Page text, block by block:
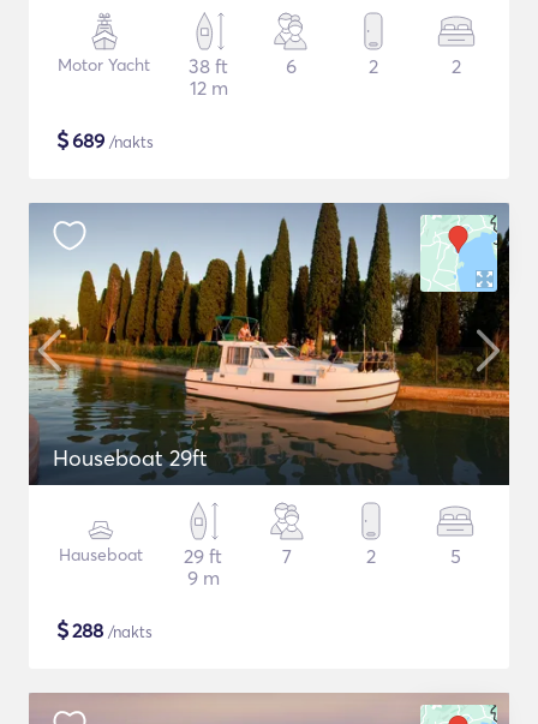
Motor Yacht
38 ft
12 m
6 2 2
$689 /nakts
Houseboat 29ft
Hauseboat
29 ft
9 m
7 2 5
$288 /nakts